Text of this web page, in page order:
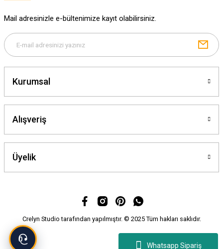
Whatsapp Sipariş
Bu ürüne benzer farklı alternatifler olmalı.
Mail adresinizle e-bültenimize kayıt olabilirsiniz.
Kurumsal
Alışveriş
Üyelik
Crelyn Studio tarafından yapılmıştır. © 2025 Tüm hakları saklıdır.